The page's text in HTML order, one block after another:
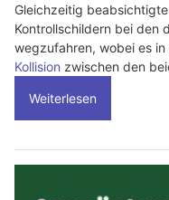
Gleichzeitig
Kontrollschildern bei den
wegzufahren, wobei es in
Kollision zwischen den
Weiterlesen